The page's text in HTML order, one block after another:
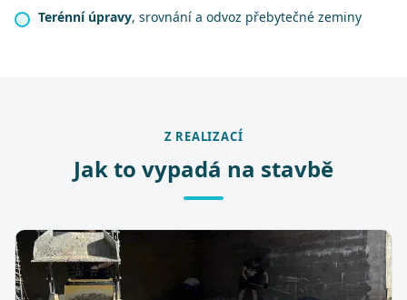
Terénní úpravy, srovnání a odvoz přebytečné zeminy
Z REALIZACÍ
Jak to vypadá na stavbě